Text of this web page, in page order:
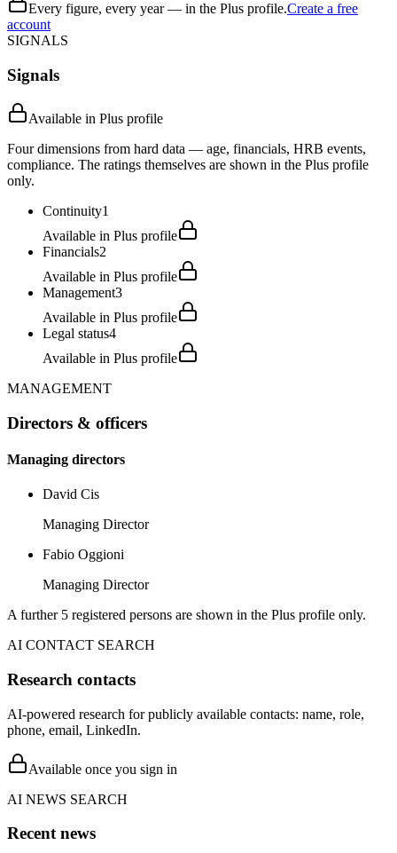
Every figure, every year — in the Plus profile.Create a free
account
SIGNALS
Signals
Available in Plus profile
Four dimensions from hard data — age, financials, HRB events,
compliance. The ratings themselves are shown in the Plus profile
only.
Continuity1
Available in Plus profile
Financials2
Available in Plus profile
Management3
Available in Plus profile
Legal status4
Available in Plus profile
MANAGEMENT
Directors & officers
Managing directors
David Cis
Managing Director
Fabio Oggioni
Managing Director
A further 5 registered persons are shown in the Plus profile only.
AI CONTACT SEARCH
Research contacts
AI-powered research for publicly available contacts: name, role,
phone, email, LinkedIn.
Available once you sign in
AI NEWS SEARCH
Recent news